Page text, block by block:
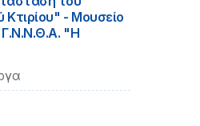
Κτιρίου" - Μουσείο
Γ.Ν.Ν.Θ.Α. "Η